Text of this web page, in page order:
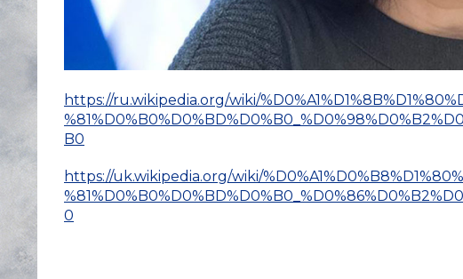
https://ru.wikipedia.org/wiki/
B0
https://uk.wikipedia.org/wiki/
0